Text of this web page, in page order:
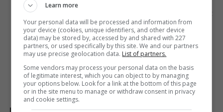
Наступна стаття
ФРАНЦУЗСКИЙ БРЕНД ВЫПУСТИЛ МЕРЧ С THE
NEW YORK TIMES
Learn more
Your personal data will be processed and information from
your device (cookies, unique identifiers, and other device
data) may be stored by, accessed by and shared with 227
partners, or used specifically by this site. We and our partners
may use precise geolocation data. List of partners.
Some vendors may process your personal data on the basis
of legitimate interest, which you can object to by managing
your options below. Look for a link at the bottom of this page
or in the site menu to manage or withdraw consent in privacy
and cookie settings.